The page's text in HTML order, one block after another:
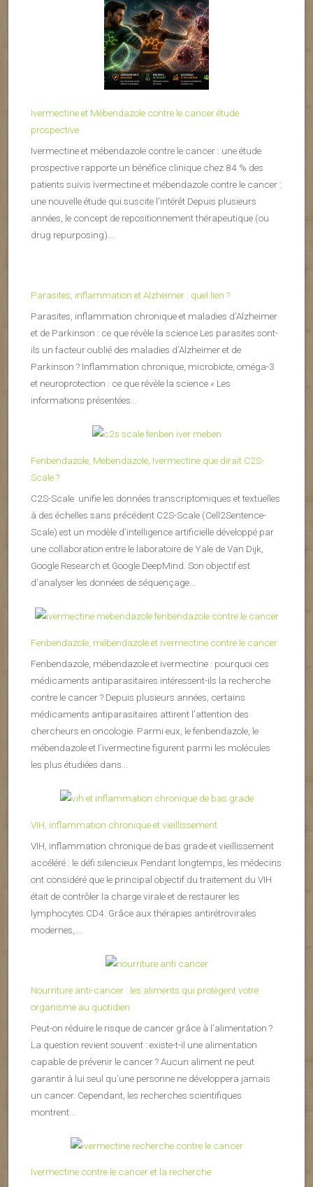
Ivermectine et Mébendazole contre le cancer étude
prospective
Ivermectine et mébendazole contre le cancer : une étude
prospective rapporte un bénéfice clinique chez 84 % des
patients suivis Ivermectine et mébendazole contre le cancer :
une nouvelle étude qui suscite l’intérêt Depuis plusieurs
années, le concept de repositionnement thérapeutique (ou
drug repurposing)...
Parasites, inflammation et Alzheimer : quel lien ?
Parasites, inflammation chronique et maladies d’Alzheimer
et de Parkinson : ce que révèle la science Les parasites sont-
ils un facteur oublié des maladies d’Alzheimer et de
Parkinson ? Inflammation chronique, microbiote, oméga-3
et neuroprotection : ce que révèle la science « Les
informations présentées...
Fenbendazole, Mebendazole, Ivermectine que dirait C2S-
Scale ?
C2S-Scale unifie les données transcriptomiques et textuelles
à des échelles sans précédent C2S-Scale (Cell2Sentence-
Scale) est un modèle d’intelligence artificielle développé par
une collaboration entre le laboratoire de Yale de Van Dijk,
Google Research et Google DeepMind. Son objectif est
d’analyser les données de séquençage...
Fenbendazole, mébendazole et ivermectine contre le cancer
Fenbendazole, mébendazole et ivermectine : pourquoi ces
médicaments antiparasitaires intéressent-ils la recherche
contre le cancer ? Depuis plusieurs années, certains
médicaments antiparasitaires attirent l’attention des
chercheurs en oncologie. Parmi eux, le fenbendazole, le
mébendazole et l’ivermectine figurent parmi les molécules
les plus étudiées dans...
VIH, inflammation chronique et vieillissement
VIH, inflammation chronique de bas grade et vieillissement
accéléré : le défi silencieux Pendant longtemps, les médecins
ont considéré que le principal objectif du traitement du VIH
était de contrôler la charge virale et de restaurer les
lymphocytes CD4. Grâce aux thérapies antirétrovirales
modernes,...
Nourriture anti-cancer : les aliments qui protègent votre
organisme au quotidien
Peut-on réduire le risque de cancer grâce à l’alimentation ?
La question revient souvent : existe-t-il une alimentation
capable de prévenir le cancer ? Aucun aliment ne peut
garantir à lui seul qu’une personne ne développera jamais
un cancer. Cependant, les recherches scientifiques
montrent...
Ivermectine contre le cancer et la recherche